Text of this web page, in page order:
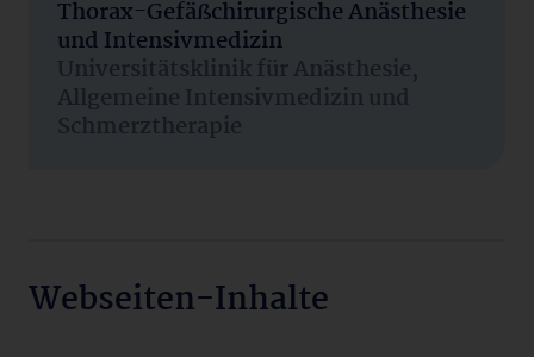
Thorax-Gefäßchirurgische Anästhesie
und Intensivmedizin
Universitätsklinik für Anästhesie,
Allgemeine Intensivmedizin und
Schmerztherapie
Webseiten-Inhalte